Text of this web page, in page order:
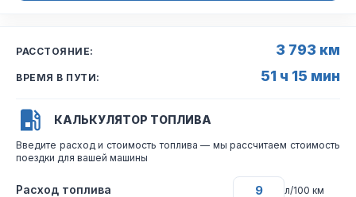
РАССТОЯНИЕ: 3 793 км
ВРЕМЯ В ПУТИ: 51 ч 15 мин
КАЛЬКУЛЯТОР ТОПЛИВА
Введите расход и стоимость топлива — мы рассчитаем стоимость
поездки для вашей машины
Расход топлива л/100 км